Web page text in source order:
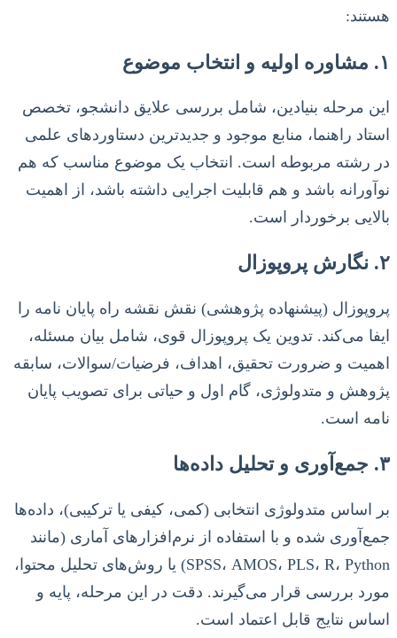
هستند:
۱. مشاوره اولیه و انتخاب موضوع
این مرحله بنیادین، شامل بررسی علایق دانشجو، تخصص
استاد راهنما، منابع موجود و جدیدترین دستاوردهای علمی
در رشته مربوطه است. انتخاب یک موضوع مناسب که هم
نوآورانه باشد و هم قابلیت اجرایی داشته باشد، از اهمیت
بالایی برخوردار است.
۲. نگارش پروپوزال
پروپوزال (پیشنهاده پژوهشی) نقش نقشه راه پایان نامه را
ایفا می‌کند. تدوین یک پروپوزال قوی، شامل بیان مسئله،
اهمیت و ضرورت تحقیق، اهداف، فرضیات/سوالات، سابقه
پژوهش و متدولوژی، گام اول و حیاتی برای تصویب پایان
نامه است.
۳. جمع‌آوری و تحلیل داده‌ها
بر اساس متدولوژی انتخابی (کمی، کیفی یا ترکیبی)، داده‌ها
جمع‌آوری شده و با استفاده از نرم‌افزارهای آماری (مانند
SPSS، AMOS، PLS، R، Python) یا روش‌های تحلیل محتوا،
مورد بررسی قرار می‌گیرند. دقت در این مرحله، پایه و
اساس نتایج قابل اعتماد است.